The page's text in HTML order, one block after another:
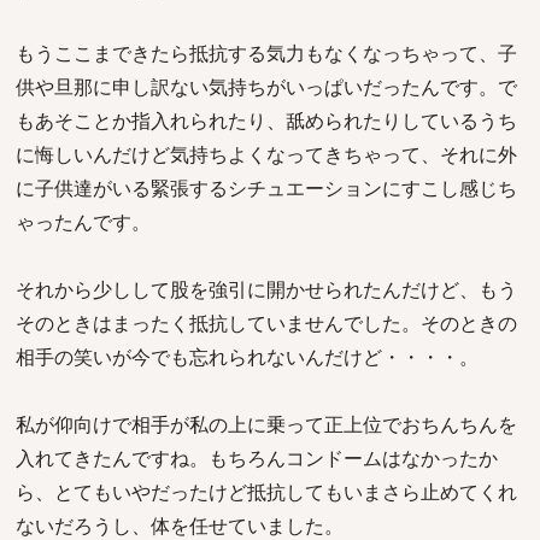
もうここまできたら抵抗する気力もなくなっちゃって、子
供や旦那に申し訳ない気持ちがいっぱいだったんです。で
もあそことか指入れられたり、舐められたりしているうち
に悔しいんだけど気持ちよくなってきちゃって、それに外
に子供達がいる緊張するシチュエーションにすこし感じち
ゃったんです。
それから少しして股を強引に開かせられたんだけど、もう
そのときはまったく抵抗していませんでした。そのときの
相手の笑いが今でも忘れられないんだけど・・・・。
私が仰向けで相手が私の上に乗って正上位でおちんちんを
入れてきたんですね。もちろんコンドームはなかったか
ら、とてもいやだったけど抵抗してもいまさら止めてくれ
ないだろうし、体を任せていました。